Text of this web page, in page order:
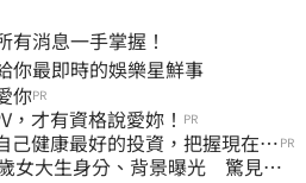
消息一手掌握！
最即時的娛樂星鮮事
你PR
才有資格說愛妳！ PR
己健康最好的投資，把握現在不 PR
女大生身分、背景曝光 驚見